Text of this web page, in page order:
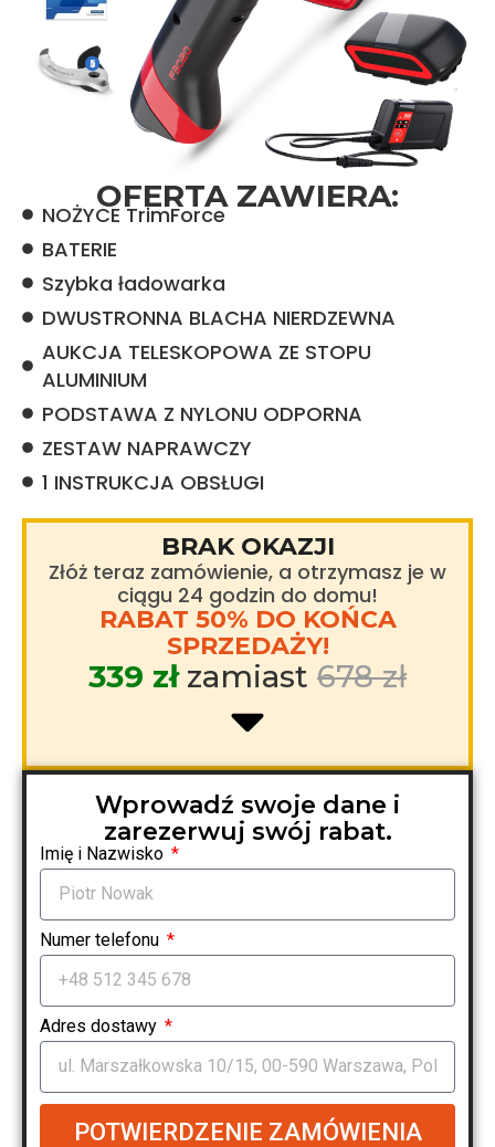
OFERTA ZAWIERA:
NOŻYCE TrimForce
BATERIE
Szybka ładowarka
DWUSTRONNA BLACHA NIERDZEWNA
AUKCJA TELESKOPOWA ZE STOPU
ALUMINIUM
PODSTAWA Z NYLONU ODPORNA
ZESTAW NAPRAWCZY
1 INSTRUKCJA OBSŁUGI
BRAK OKAZJI
Złóż teraz zamówienie, a otrzymasz je w
ciągu 24 godzin do domu!
RABAT 50% DO KOŃCA
SPRZEDAŻY!
339 zł zamiast 678 zł
Wprowadź swoje dane i
zarezerwuj swój rabat.
Imię i Nazwisko
Numer telefonu
Adres dostawy
POTWIERDZENIE ZAMÓWIENIA